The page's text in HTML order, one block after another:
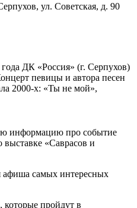
ул. Советская, д. 90
ДК «Россия» (г. Серпухов)
певицы и автора песен
2000-х: «Ты не мой»,
информацию про событие
«Саврасов и
самых интересных
пройдут в